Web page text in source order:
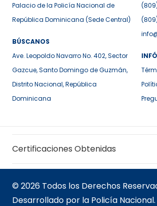
Palacio de la Policía Nacional de
República Dominicana (Sede Central)
BÚSCANOS
Ave. Leopoldo Navarro No. 402, Sector
Gazcue, Santo Domingo de Guzmán,
Distrito Nacional, República
Dominicana
Certificaciones Obtenidas
© 2026 Todos los Derechos
Desarrollado por la Policía Nacional.